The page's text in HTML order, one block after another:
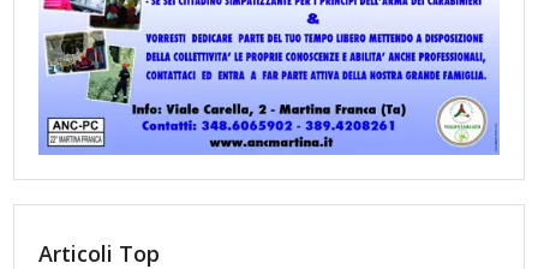
Articoli Top